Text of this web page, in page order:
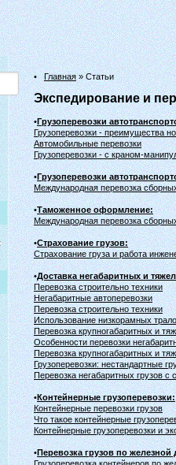
•Главная» Статьи
Экспедирование и
•Грузоперевозки
Грузоперевозки - преимущества
Автомобильные перевозки
Грузоперевозки - c краном-
•Грузоперевозки
Международная перевозка
•Таможенное оформление:
Международная перевозка
•Страхование грузов:
Страхование груза и работа
•Доставка негабаритных и
Перевозка строительно техники
Негабаритные автоперевозки
Перевозка строительно техники
Использование низкорамных
Перевозка крупногабаритных и
Особенности перевозки
Перевозка крупногабаритных и
Грузоперевозки: нестандартные
Перевозка негабаритных грузов с
•Контейнерные грузоперевозки:
Контейнерные перевозки грузов
Что такое контейнерные
Контейнерные грузоперевозки и
•Перевозка грузов по железной